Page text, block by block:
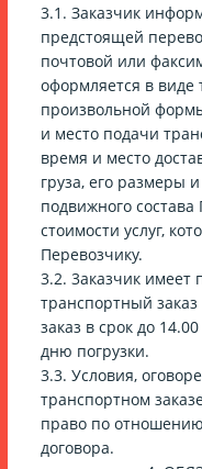
3.1. Заказчик
предстоящей
почтовой или
оформляется в виде
произвольной
и место подачи
время и место
груза, его размеры
подвижного
стоимости услуг,
Перевозчику.
3.2. 3аказчик имеет
транспортный
заказ в срок до
дню погрузки.
3.3. Условия,
транспортном
право по
договора.